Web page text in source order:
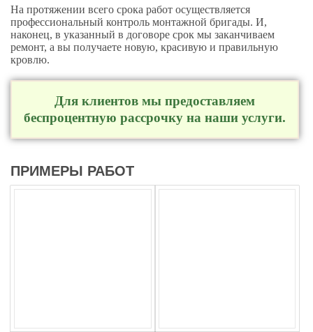
На протяжении всего срока работ осуществляется
профессиональный контроль монтажной бригады. И,
наконец, в указанный в договоре срок мы заканчиваем
ремонт, а вы получаете новую, красивую и правильную
кровлю.
Для клиентов мы предоставляем
беспроцентную рассрочку на наши услуги.
ПРИМЕРЫ РАБОТ